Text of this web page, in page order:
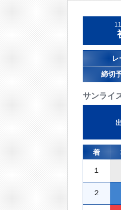
レ
締切
サンライ
着
１
２